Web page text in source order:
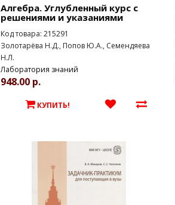
Алгебра. Углубленный курс с
решениями и указаниями
Код товара: 215291
Золотарёва Н.Д., Попов Ю.А., Семендяева
Н.Л.
Лаборатория знаний
948.00 р.
КУПИТЬ!